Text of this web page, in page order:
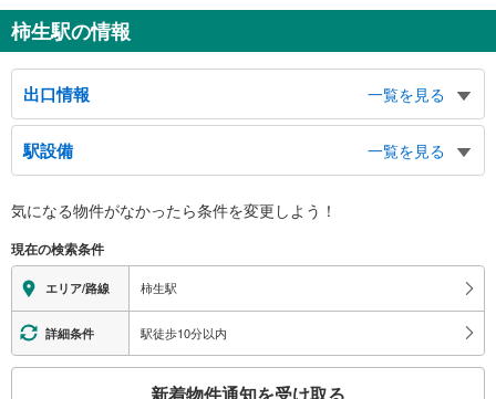
柿生駅の情報
出口情報
一覧を見る
北口
バスのりば
南口
バスのりば
駅設備
一覧を見る
※段差なしでの移動経路
地上⇔改札⇔ホーム：○
エレベータ
・各ホーム⇔橋上連絡通路
トイレ
《多機能トイレ》
気になる物件がなかったら条件を変更しよう！
現在の検索条件
エリア/路線 柿生駅
詳細条件 駅徒歩10分以内